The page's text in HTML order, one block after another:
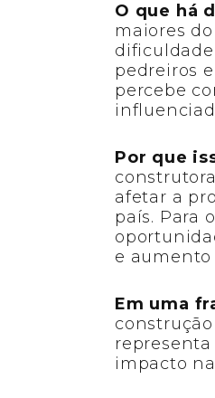
O que há
maiores
pedreiros
percebe
Por que
afetar a
país. Para
e
Em uma
impacto